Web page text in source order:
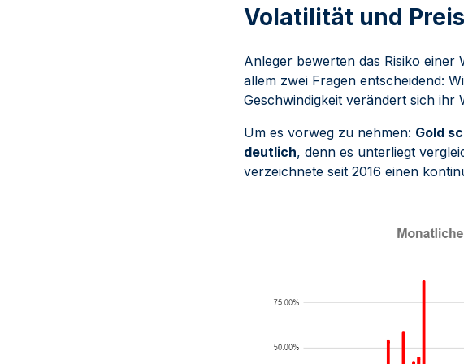
Volatilität und
Anleger bewerten das Risiko einer
allem zwei Fragen entscheidend:
Geschwindigkeit verändert sich ihr
Um es vorweg zu nehmen: Gold
deutlich, denn es unterliegt
verzeichnete seit 2016 einen